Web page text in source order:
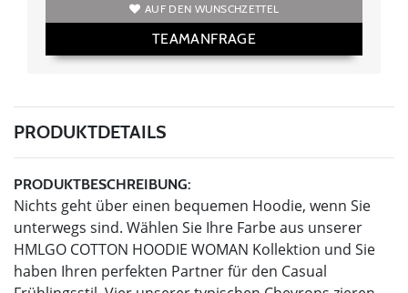
AUF DEN WUNSCHZETTEL
TEAMANFRAGE
PRODUKTDETAILS
PRODUKTBESCHREIBUNG:
Nichts geht über einen bequemen Hoodie, wenn Sie
unterwegs sind. Wählen Sie Ihre Farbe aus unserer
HMLGO COTTON HOODIE WOMAN Kollektion und Sie
haben Ihren perfekten Partner für den Casual